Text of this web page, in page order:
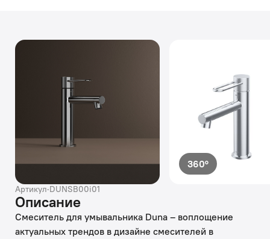
360°
Артикул·DUNSB00i01
Описание
Смеситель для умывальника Duna – воплощение
актуальных трендов в дизайне смесителей в